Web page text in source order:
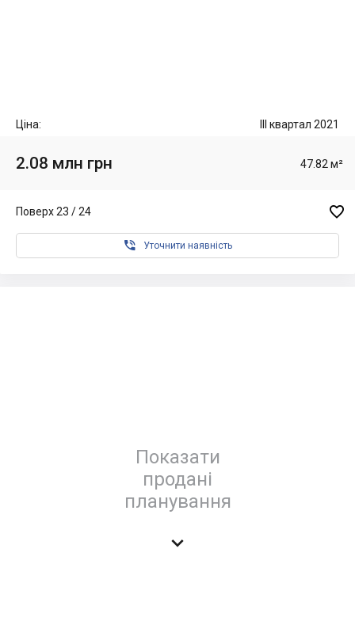
Ціна: III квартал 2021
2.08 млн грн 47.82 м²
Поверх 23 / 24 
 Уточнити наявність
Показати
продані
планування
